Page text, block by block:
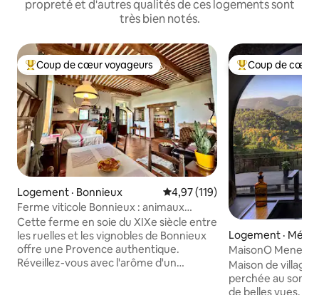
propreté et d'autres qualités de ces logements sont
très bien notés.
Coup de cœur voyageurs parmi les plus aimés
Coup de cœur voyageurs
Logement · Bonnieux Note moyenne de 4,97 sur 5,
4,97 (119)
Ferme viticole Bonnieux : animaux
acceptés
Cette ferme en soie du XIXe siècle entre
les ruelles et les vignobles de Bonnieux
offre une Provence authentique.
Réveillez-vous avec l'arôme d'un
Coup de cœur
Coup de cœur
Logement ·
MaisonO
Provence
Maison de village
perchée au
de belles vues.